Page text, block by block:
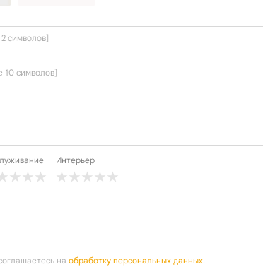
Интерьер
на обработку персональных данных.